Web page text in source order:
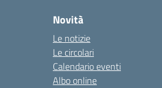
Novità
Le notizie
Le circolari
Calendario eventi
Albo online